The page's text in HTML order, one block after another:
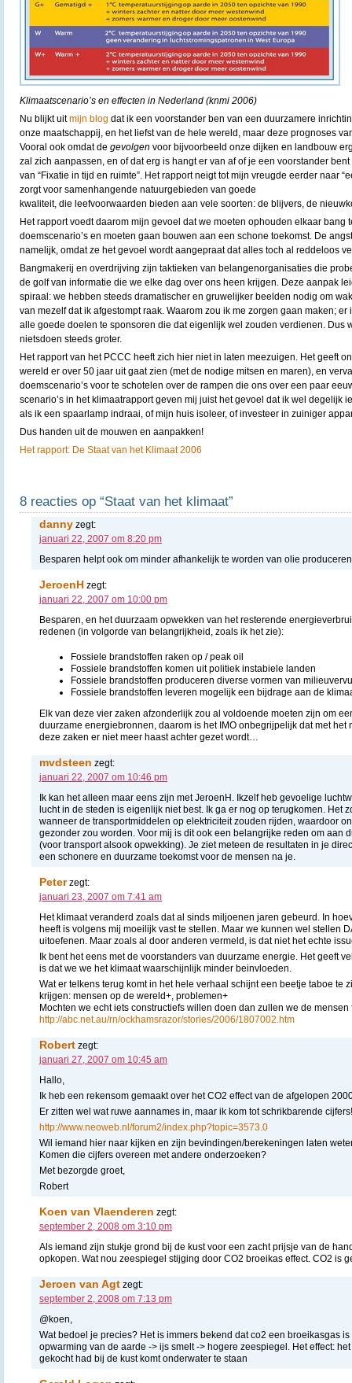
Klimaatscenario’s en effecten in Nederland (knmi 2006)
Nu blijkt uitmijn blog dat ik een voorstander ben van een duurzamere
onze maatschappij, en het liefst van de hele wereld, maar deze prognoses
Vooral ook omdat de gevolgen voor bijvoorbeeld onze dijken en landbouw
zal zich aanpassen, en of dat erg is hangt er van af of je een voorstander
van “Fixatie in tijd en ruimte”. Het rapport neigt tot mijn vreugde eerder naar
zorgt voor samenhangende natuurgebieden van goede
kwaliteit, die leefvoorwaarden bieden aan vele soorten: de blijvers, de
Het rapport voedt daarom mijn gevoel dat we moeten ophouden elkaar bang
doemscenario’s en moeten gaan bouwen aan een schone toekomst. De
namelijk, omdat ze het gevoel wordt aangepraat dat alles toch al reddeloos
Bangmakerij en overdrijving zijn taktieken van belangenorganisaties die
de golf van informatie die we elke dag over ons heen krijgen. Deze aanpak
spiraal: we hebben steeds dramatischer en gruwelijker beelden nodig om
van mezelf dat ik afgestompt raak. Waarom zou ik me zorgen gaan maken;
alle goede doelen te sponsoren die dat eigenlijk wel zouden verdienen. Dus
nietsdoen steeds groter.
Het rapport van het PCCC heeft zich hier niet in laten meezuigen. Het geeft
wereld er over 50 jaar uit gaat zien (met de nodige mitsen en maren), en
doemscenario’s voor te schotelen over de rampen die ons over een paar
scenario’s in het klimaatrapport geven mij juist het gevoel dat ik wel degelijk
als ik een spaarlamp indraai, of mijn huis isoleer, of investeer in zuiniger
Dus handen uit de mouwen en aanpakken!
Het rapport: De Staat van het Klimaat 2006
8 reacties op “Staat van het klimaat”
danny zegt:
januari 22, 2007 om 8:20 pm
Besparen helpt ook om minder afhankelijk te worden van olie
JeroenH zegt:
januari 22, 2007 om 10:00 pm
Besparen, en het duurzaam opwekken van het resterende
redenen (in volgorde van belangrijkheid, zoals ik het zie):
Fossiele brandstoffen raken op / peak oil
Fossiele brandstoffen komen uit politiek instabiele landen
Fossiele brandstoffen produceren diverse vormen van
Fossiele brandstoffen leveren mogelijk een bijdrage aan de
Elk van deze vier zaken afzonderlijk zou al voldoende moeten zijn om
duurzame energiebronnen, daarom is het IMO onbegrijpelijk dat met het
deze zaken er niet meer haast achter gezet wordt…
mvdsteen zegt:
januari 22, 2007 om 10:46 pm
Ik kan het alleen maar eens zijn met JeroenH. Ikzelf heb gevoelige
lucht in de steden is eigenlijk niet best. Ik ga er nog op terugkomen. Het
wanneer de transportmiddelen op elektriciteit zouden rijden, waardoor
gezonder zou worden. Voor mij is dit ook een belangrijke reden om aan
(voor transport alsook opwekking). Je ziet meteen de resultaten in je
een schonere en duurzame toekomst voor de mensen na je.
Peterzegt:
januari 23, 2007 om 7:41 am
Het klimaat veranderd zoals dat al sinds miljoenen jaren gebeurd. In
heeft is volgens mij moeilijk vast te stellen. Maar we kunnen wel stellen
uitoefenen. Maar zoals al door anderen vermeld, is dat niet het echte
Ik bent het eens met de voorstanders van duurzame energie. Het geeft
is dat we we het klimaat waarschijnlijk minder beinvloeden.
Wat er telkens terug komt in het hele verhaal schijnt een beetje taboe te
krijgen: mensen op de wereld+, problemen+
Mochten we echt iets constructiefs willen doen dan zullen we de
http://abc.net.au/rn/ockhamsrazor/stories/2006/1807002.htm
Robert zegt:
januari 27, 2007 om 10:45 am
Hallo,
Ik heb een rekensom gemaakt over het CO2 effect van de afgelopen
Er zitten wel wat ruwe aannames in, maar ik kom tot schrikbarende cijfers!
http://www.neoweb.nl/forum2/index.php?topic=3573.0
Wil iemand hier naar kijken en zijn bevindingen/berekeningen laten
Komen die cijfers overeen met andere onderzoeken?
Met bezorgde groet,
Robert
Koen van Vlaenderen zegt:
september 2, 2008 om 3:10 pm
Als iemand zijn stukje grond bij de kust voor een zacht prijsje van de
opkopen. Wat nou zeespiegel stijging door CO2 broeikas effect. CO2 is
Jeroen van Agt zegt:
september 2, 2008 om 7:13 pm
@koen,
Wat bedoel je precies? Het is immers bekend dat co2 een broeikasgas
opwarming van de aarde -> ijs smelt -> hogere zeespiegel. Het effect:
gekocht had bij de kust komt onderwater te staan